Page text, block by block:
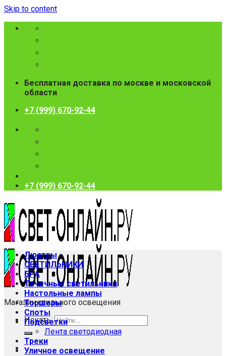
Skip to content
Бесплатная доставка по москве и московской
области
+7 (999) 670-92-44
+7 (999) 670-92-44
Магазин стильного освещения
Искать:
Люстры
СВЕТИЛЬНИКИ
БРА
Точечные светильники
Настольные лампы
Торшеры
Споты
Подсветки
Лента светодиодная
Треки
Уличное освещение